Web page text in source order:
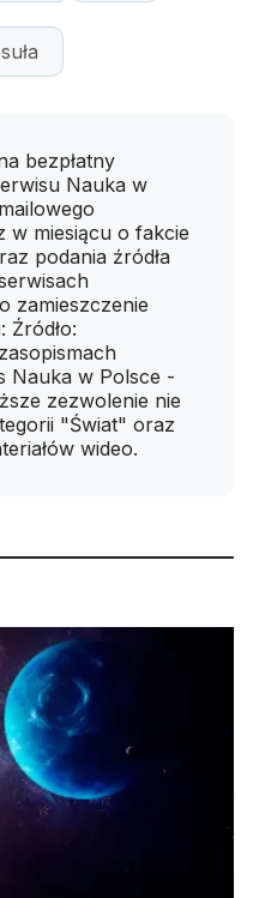
bezpłatny
Nauka w
w miesiącu o fakcie
podania źródła
zamieszczenie
Źródło:
Nauka w Polsce -
zezwolenie nie
"Świat" oraz
wideo.